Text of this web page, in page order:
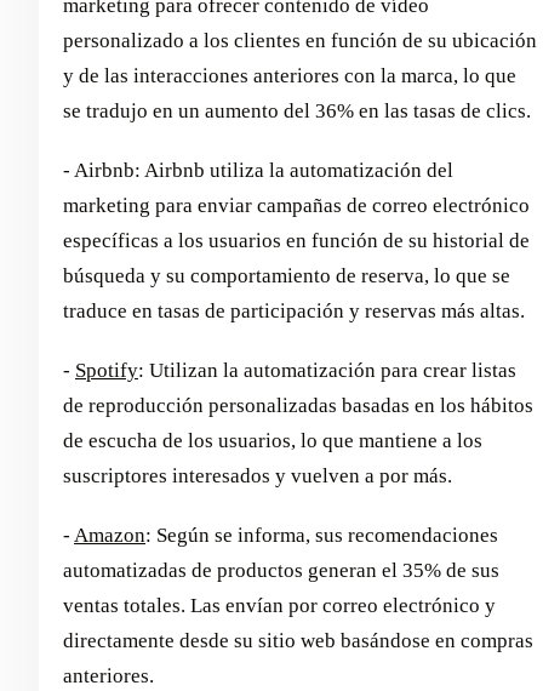
marketing para ofrecer contenido de vídeo
personalizado a los clientes en función de su ubicación
y de las interacciones anteriores con la marca, lo que
se tradujo en un aumento del 36% en las tasas de clics.
- Airbnb: Airbnb utiliza la automatización del
marketing para enviar campañas de correo electrónico
específicas a los usuarios en función de su historial de
búsqueda y su comportamiento de reserva, lo que se
traduce en tasas de participación y reservas más altas.
- Spotify: Utilizan la automatización para crear listas
de reproducción personalizadas basadas en los hábitos
de escucha de los usuarios, lo que mantiene a los
suscriptores interesados y vuelven a por más.
- Amazon: Según se informa, sus recomendaciones
automatizadas de productos generan el 35% de sus
ventas totales. Las envían por correo electrónico y
directamente desde su sitio web basándose en compras
anteriores.